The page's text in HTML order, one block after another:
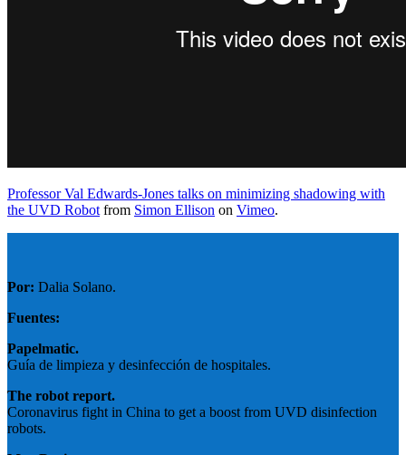
Professor Val Edwards-Jones talks on minimizing shadowing with
the UVD Robot from Simon Ellison on Vimeo.
Por: Dalia Solano.
Fuentes:
Papelmatic.
Guía de limpieza y desinfección de hospitales.
The robot report.
Coronavirus fight in China to get a boost from UVD disinfection
robots.